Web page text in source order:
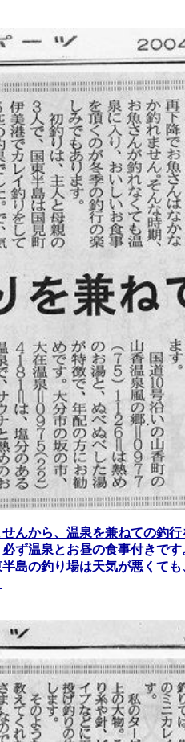
んから、温泉を兼ねての釣行
ず温泉とお昼の食事付きです
島の釣り場は天気が悪くても